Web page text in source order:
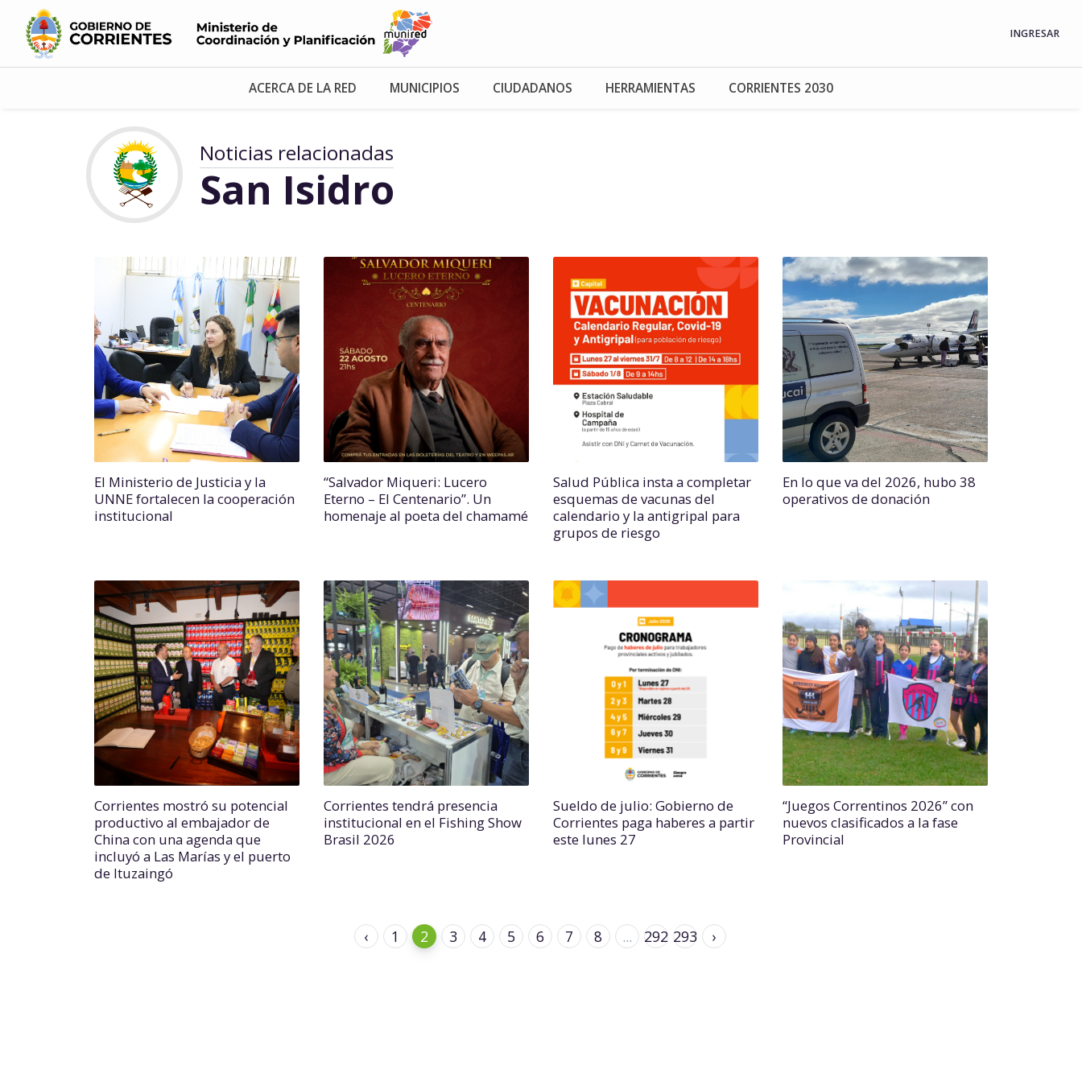
INGRESAR
ACERCA DE LA RED MUNICIPIOS CIUDADANOS HERRAMIENTAS CORRIENTES 2030
Noticias relacionadas
San Isidro
El Ministerio de Justicia y la
UNNE fortalecen la cooperación
institucional
“Salvador Miqueri: Lucero
Eterno – El Centenario”. Un
homenaje al poeta del chamamé
Salud Pública insta a completar
esquemas de vacunas del
calendario y la antigripal para
grupos de riesgo
En lo que va del 2026, hubo 38
operativos de donación
Corrientes mostró su potencial
productivo al embajador de
China con una agenda que
incluyó a Las Marías y el puerto
de Ituzaingó
Corrientes tendrá presencia
institucional en el Fishing Show
Brasil 2026
Sueldo de julio: Gobierno de
Corrientes paga haberes a partir
este lunes 27
“Juegos Correntinos 2026” con
nuevos clasificados a la fase
Provincial
‹ 1 2 3 4 5 6 7 8 ... 292 293 ›